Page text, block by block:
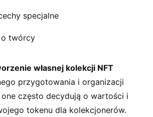
specjalne
o twórcy
własnej kolekcji NFT
przygotowania i organizacji
one często decydują o wartości i
tokenu dla kolekcjonerów.